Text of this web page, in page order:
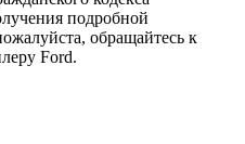
подробной
обращайтесь к
Ford.